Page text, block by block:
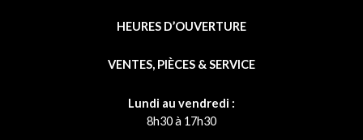
HEURES D’OUVERTURE
VENTES, PIÈCES & SERVICE
Lundi au vendredi :
8h30 à 17h30